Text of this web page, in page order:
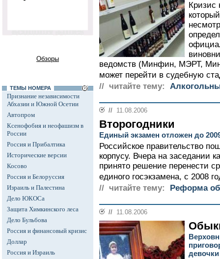
Обзоры
ТЕМЫ НОМЕРА
Признание независимости
Абхазии и Южной Осетии
Автопром
Ксенофобия и неофашизм в
России
Россия и Прибалтика
Исторические версии
Косово
Россия и Белоруссия
Израиль и Палестина
Дело ЮКОСа
Защита Химкинского леса
Дело Бульбова
Россия и финансовый кризис
Доллар
Россия и Израиль
Кризис
ведомств (Минфин, МЭРТ,
может перейти в судебную
// читайте тему:
// 11.08.2006
Второгодники
Единый экзамен отложен до
Российское правительство
корпусу. Вчера на заседании
принято решение перенести
единого госэкзамена, с 2008
// читайте тему:
Реформа
// 11.08.2006
девочки